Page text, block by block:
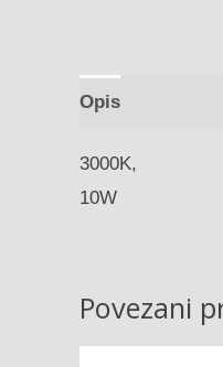
Opis
3000K,
10W
Povezani